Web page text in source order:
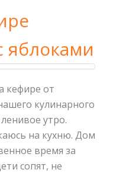
яблоками
кефире от
кулинарного
утро.
на кухню. Дом
время за
сопят, не